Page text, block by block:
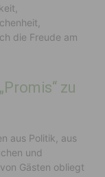
die Freude am
zu
aus Politik, aus
und
Gästen obliegt